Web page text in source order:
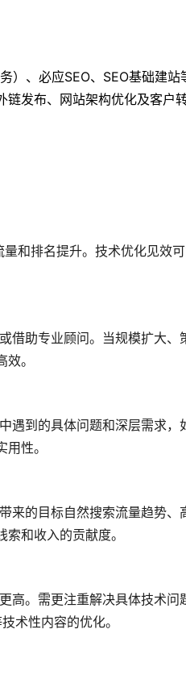
）、必应SEO、SEO基础建
发布、网站架构优化及客户转
和排名提升。技术优化见效
助专业顾问。当规模扩大、
。
遇到的具体问题和深层需求
性。
来的目标自然搜索流量趋势
和收入的贡献度。
高。需更注重解决具体技术
术性内容的优化。